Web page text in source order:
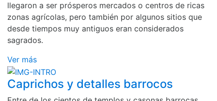
llegaron a ser prósperos mercados o centros de ricas
zonas agrícolas, pero también por algunos sitios que
desde tiempos muy antiguos eran considerados
sagrados.
Ver más
Caprichos y detalles barrocos